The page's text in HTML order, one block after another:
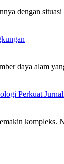
dengan
daya alam
Perkuat